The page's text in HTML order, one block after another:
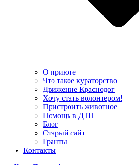
О приюте
Что такое кураторство
Движение Краснодог
Хочу стать волонтером!
Пристроить животное
Помощь в ДТП
Блог
Старый сайт
Гранты
Контакты